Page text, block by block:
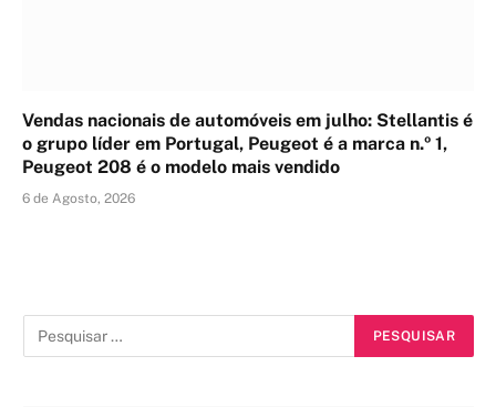
Vendas nacionais de automóveis em julho: Stellantis é
o grupo líder em Portugal, Peugeot é a marca n.º 1,
Peugeot 208 é o modelo mais vendido
6 de Agosto, 2026